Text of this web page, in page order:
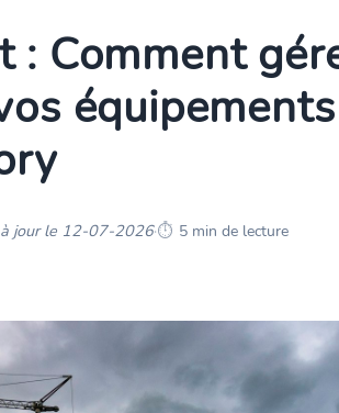
: Comment
jour le 12-07-2026· 5 min de lecture